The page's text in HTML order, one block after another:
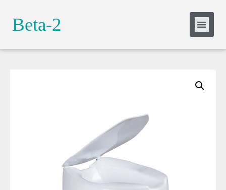
Beta-2
adipiscing elit. Ut elit tellus, luctus nec